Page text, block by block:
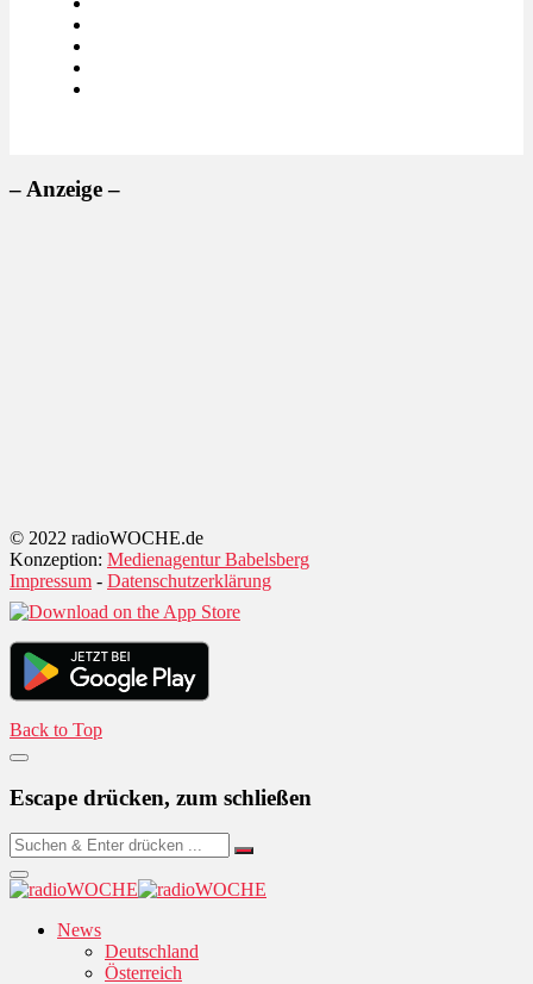
– Anzeige –
© 2022 radioWOCHE.de
Konzeption: Medienagentur Babelsberg
Impressum - Datenschutzerklärung
Back to Top
Escape drücken, zum schließen
News
Deutschland
Österreich